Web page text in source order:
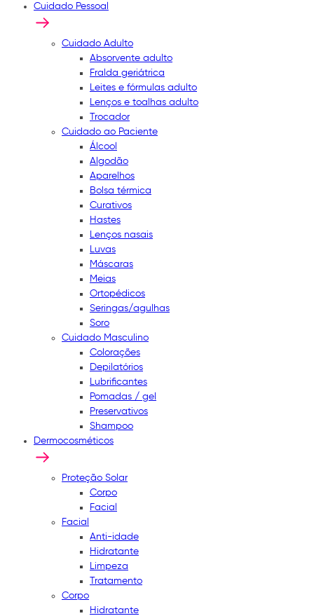
Cuidado Pessoal
Cuidado Adulto
Absorvente adulto
Fralda geriátrica
Leites e fórmulas adulto
Lenços e toalhas adulto
Trocador
Cuidado ao Paciente
Álcool
Algodão
Aparelhos
Bolsa térmica
Curativos
Hastes
Lenços nasais
Luvas
Máscaras
Meias
Ortopédicos
Seringas/agulhas
Soro
Cuidado Masculino
Colorações
Depilatórios
Lubrificantes
Pomadas / gel
Preservativos
Shampoo
Dermocosméticos
Proteção Solar
Corpo
Facial
Facial
Anti-idade
Hidratante
Limpeza
Tratamento
Corpo
Hidratante